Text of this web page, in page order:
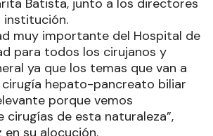
institución.
muy importante del Hospital de
para todos los cirujanos y
ya que los temas que van a
hepato-pancreato biliar
porque vemos
de esta naturaleza”,
su alocución.